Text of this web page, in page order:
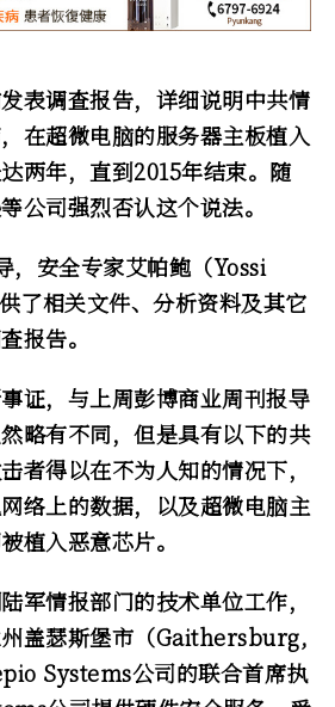
表调查报告，详细说明中共情
在超微电脑的服务器主板植入
两年，直到2015年结束。随
公司强烈否认这个说法。
，安全专家艾帕鲍（Yossi
相关文件、分析资料及其它
报告。
证，与上周彭博商业周刊报导
略有不同，但是具有以下的共
者得以在不为人知的情况下，
络上的数据，以及超微电脑主
植入恶意芯片。
军情报部门的技术单位工作，
盖瑟斯堡市（Gaithersburg,
Systems公司的联合首席执